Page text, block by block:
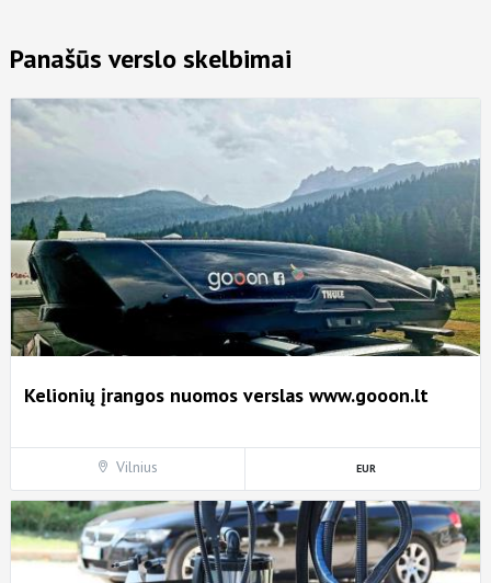
Panašūs verslo skelbimai
Kelionių įrangos nuomos verslas www.gooon.lt
Vilnius